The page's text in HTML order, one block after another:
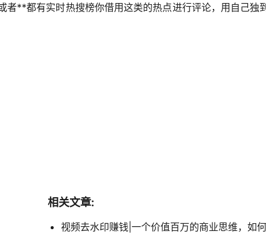
**都有实时热搜榜你借用这类的热点进行评论，用自己独
相关文章:
视频去水印赚钱|一个价值百万的商业思维，如